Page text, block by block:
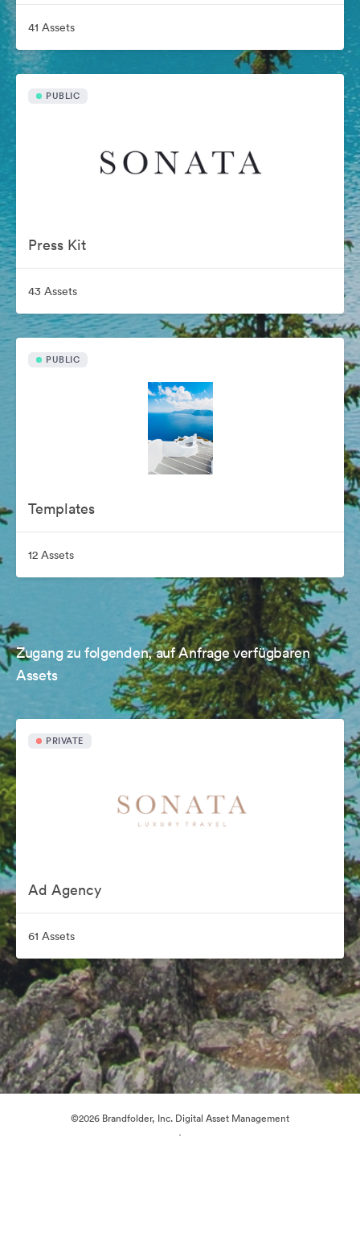
41 Assets
PUBLIC
Press Kit
43 Assets
PUBLIC
Templates
12 Assets
Zugang zu folgenden, auf Anfrage verfügbaren
Assets
PRIVATE
Ad Agency
61 Assets
©2026 Brandfolder, Inc. Digital Asset Management
·